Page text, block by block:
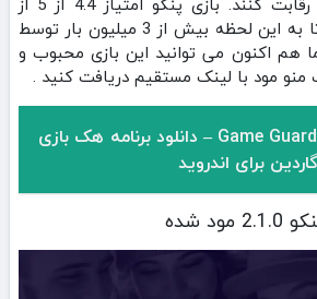
کاربران دریافت کرد و تا به این لحظه بیش از 3 میلیون بار توسط
هم اکنون می توانید این بازی محبوب و
منو مود با لینک مستقیم دریافت کنید .
Game Guardian – دانلود برنامه هک بازی
برای اندروید
مود شده